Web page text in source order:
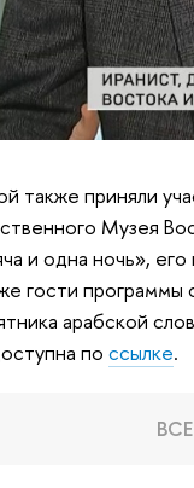
также приняли
Музея
и одна ночь»,
гости программы
арабской
поссылке.